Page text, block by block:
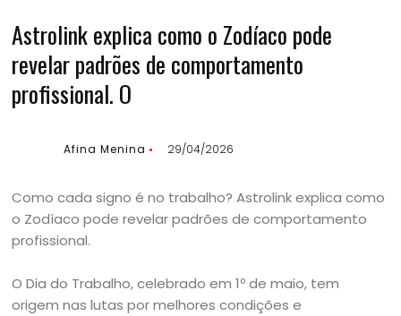
Astrolink explica como o Zodíaco pode
revelar padrões de comportamento
profissional. O
Afina Menina 29/04/2026
Como cada signo é no trabalho? Astrolink explica como
o Zodíaco pode revelar padrões de comportamento
profissional.
O Dia do Trabalho, celebrado em 1º de maio, tem
origem nas lutas por melhores condições e